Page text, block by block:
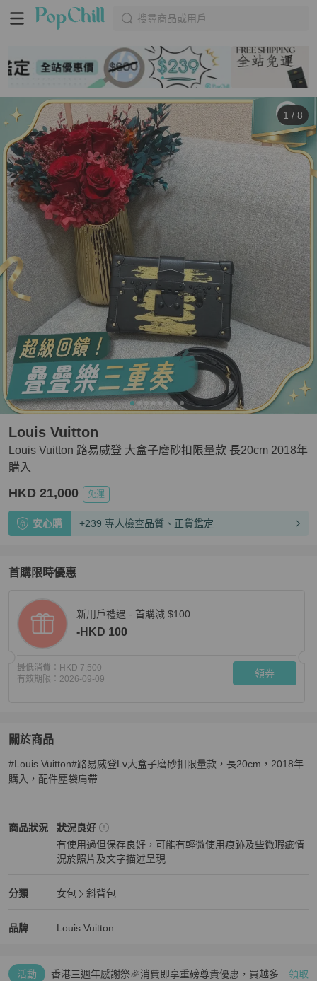
搜尋商品或用戶
1 / 8
Louis Vuitton 路易威登 大盒子磨砂扣限量款 長20cm 2018年
購入
Louis Vuitton
HKD 21,000 免運
安心購 +239 專人檢查品質、正貨鑑定
首購限時優惠
新用戶禮遇 - 首購減 $100
-HKD 100
最低消費： HKD 7,500
有效期限： 2026-09-09 領券
關於商品
關於Louis Vuitton 路易威登 大盒子磨砂扣限量款 長20cm
#Louis Vuitton#路易威登Lv大盒子磨砂扣限量款，長20cm，2018年
購入，配件塵袋肩帶
商品狀況
Louis Vuitton女包商品狀態與細節
狀況良好
有使用過但保存良好，可能有輕微使用痕跡及些微瑕疵情
況於照片及文字描述呈現
分類
Louis Vuitton女包 分類資訊
女包
斜背包
品牌
Louis Vuitton精品女包品牌介紹
Louis Vuitton
Louis Vuitton推薦清單
活動
香港三週年感謝祭🎉消費即享重磅尊貴優惠，買越多、 領取